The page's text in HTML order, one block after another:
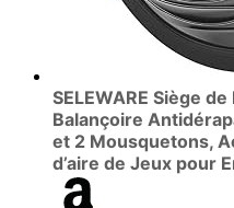
SELEWARE Siège
Balançoire
et 2 Mousquetons,
d’aire de Jeux pour